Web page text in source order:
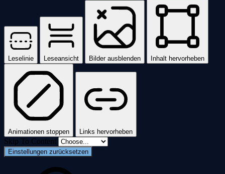
Leselinie Leseansicht Bilder ausblenden Inhalt hervorheben
Animationen stoppen Links hervorheben
Skip To Content
Einstellungen zurücksetzen